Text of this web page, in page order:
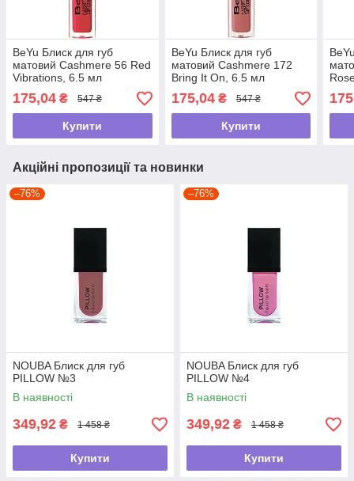
BeYu Блиск для губ
матовий Cashmere 56 Red
Vibrations, 6.5 мл
175,04 ₴ 547 ₴
Купити
BeYu Блиск для губ
матовий Cashmere 172
Bring It On, 6.5 мл
175,04₴ 547 ₴
Купити
Акційні пропозиції та новинки
–76%
NOUBA Блиск для губ
PILLOW №3
В наявності
349,92 ₴ 1 458 ₴
Купити
–76%
NOUBA Блиск для губ
PILLOW №4
В наявності
349,92 ₴ 1 458 ₴
Купити